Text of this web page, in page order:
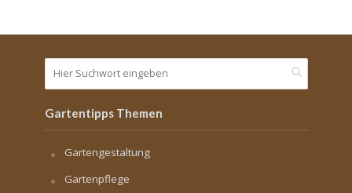
Gartentipps Themen
Gartengestaltung
Gartenpflege